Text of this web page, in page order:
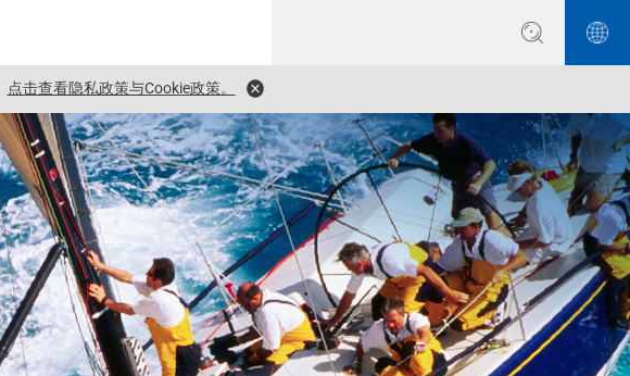
点击查看隐私政策与Cookie政策。